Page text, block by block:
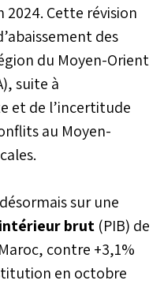
2024. Cette révision
des
du Moyen-Orient
suite à
et de l’incertitude
au Moyen-
sur une
brut (PIB) de
contre +3,1%
en octobre